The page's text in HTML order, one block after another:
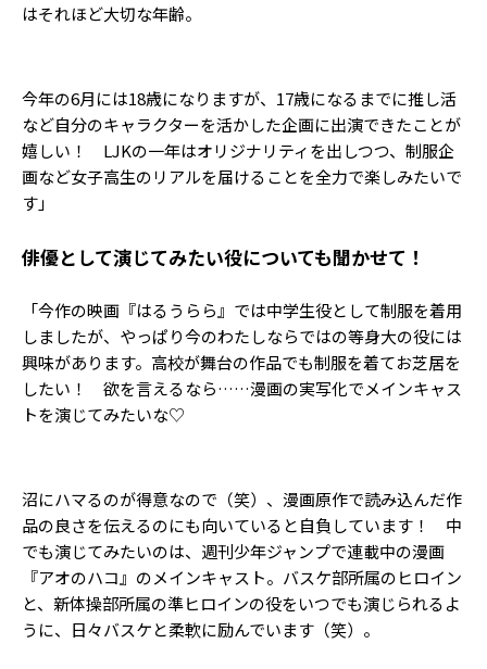
はそれほど大切な年齢。
今年の6月には18歳になりますが、17歳になるまでに推し活
など自分のキャラクターを活かした企画に出演できたことが
嬉しい！ LJKの一年はオリジナリティを出しつつ、制服企
画など女子高生のリアルを届けることを全力で楽しみたいで
す」
――俳優として演じてみたい役についても聞かせて！
「今作の映画『はるうらら』では中学生役として制服を着用
しましたが、やっぱり今のわたしならではの等身大の役には
興味があります。高校が舞台の作品でも制服を着てお芝居を
したい！ 欲を言えるなら……漫画の実写化でメインキャス
トを演じてみたいな♡
沼にハマるのが得意なので（笑）、漫画原作で読み込んだ作
品の良さを伝えるのにも向いていると自負しています！ 中
でも演じてみたいのは、週刊少年ジャンプで連載中の漫画
『アオのハコ』のメインキャスト。バスケ部所属のヒロイン
と、新体操部所属の準ヒロインの役をいつでも演じられるよ
うに、日々バスケと柔軟に励んでいます（笑）。